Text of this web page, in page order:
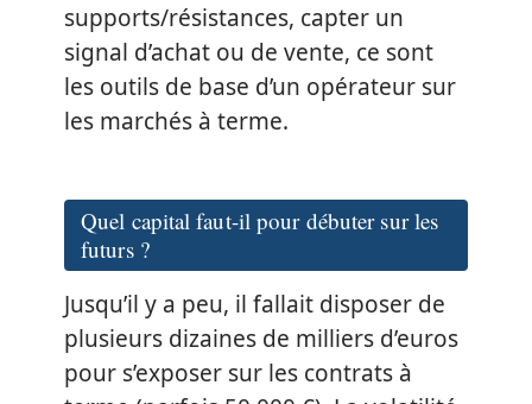
supports/résistances, capter un
signal d’achat ou de vente, ce sont
les outils de base d’un opérateur sur
les marchés à terme.
Quel capital faut-il pour débuter sur les
futurs ?
Jusqu’il y a peu, il fallait disposer de
plusieurs dizaines de milliers d’euros
pour s’exposer sur les contrats à